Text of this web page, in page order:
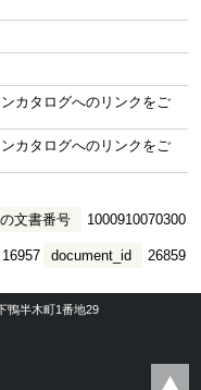
カタログへのリンクをご
カタログへのリンクをご
文書番号 1000910070300
document_id 26859
16957
鴨半木町1番地29